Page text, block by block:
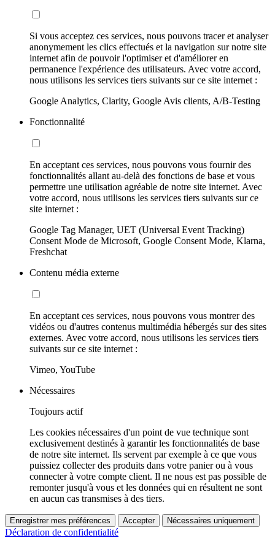
Si vous acceptez ces services, nous pouvons tracer et analyser
anonymement les clics effectués et la navigation sur notre site
internet afin de pouvoir l'optimiser et d'améliorer en
permanence l'expérience des utilisateurs. Avec votre accord,
nous utilisons les services tiers suivants sur ce site internet :
Google Analytics, Clarity, Google Avis clients, A/B-Testing
Fonctionnalité
En acceptant ces services, nous pouvons vous fournir des
fonctionnalités allant au-delà des fonctions de base et vous
permettre une utilisation agréable de notre site internet. Avec
votre accord, nous utilisons les services tiers suivants sur ce
site internet :
Google Tag Manager, UET (Universal Event Tracking)
Consent Mode de Microsoft, Google Consent Mode, Klarna,
Freshchat
Contenu média externe
En acceptant ces services, nous pouvons vous montrer des
vidéos ou d'autres contenus multimédia hébergés sur des sites
externes. Avec votre accord, nous utilisons les services tiers
suivants sur ce site internet :
Vimeo, YouTube
Nécessaires
Toujours actif
Les cookies nécessaires d'un point de vue technique sont
exclusivement destinés à garantir les fonctionnalités de base
de notre site internet. Ils servent par exemple à ce que vous
puissiez collecter des produits dans votre panier ou à vous
connecter à votre compte client. Il ne nous est pas possible de
remonter jusqu'à vous et les données qui en résultent ne sont
en aucun cas transmises à des tiers.
Enregistrer mes préférences Accepter Nécessaires uniquement
Déclaration de confidentialité